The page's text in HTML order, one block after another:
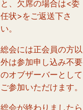
と、欠席の場合は<委
任状>をご返送下さ
い。
総会には正会員の方以
外は参加申し込み不要
のオブザーバーとして
ご参加いただけます。
総会が終わりましたら